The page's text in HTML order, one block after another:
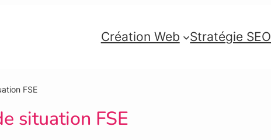
Création Web Stratégie SEO
FSE
situation FSE